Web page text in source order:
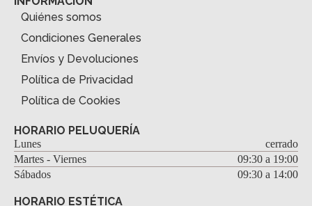
Quiénes somos
Condiciones Generales
Envíos y Devoluciones
Política de Privacidad
Política de Cookies
HORARIO PELUQUERÍA
Lunes
cerrado
Martes - Viernes
09:30 a 19:00
Sábados
09:30 a 14:00
HORARIO ESTÉTICA